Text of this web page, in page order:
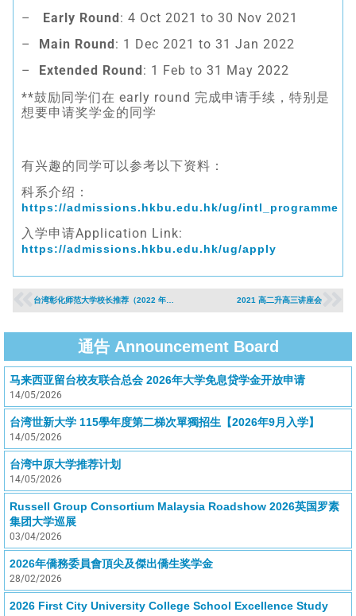
– Early Round: 4 Oct 2021 to 30 Nov 2021
– Main Round: 1 Dec 2021 to 31 Jan 2022
–
Extended Round : 1 Feb to 31 May 2022
**鼓励同学们在 early round 完成申请手续，特别是
想要申请奖学金的同学
有兴趣的同学可以参考以下资料：
科系介绍：
https://admissions.hkbu.edu.hk/ug/intl_programme
入学申请Application Link:
https://admissions.hkbu.edu.hk/ug/apply
2021 高二升高三讲座会
通告 Announcement Board
马来西亚留台校友联合总会 2026年大学免息贷学金开放申请
14/05/2026
台湾世新大学 115學年度第二梯次單獨招生【2026年9月入学】
14/05/2026
台湾中原大学推荐计划
14/05/2026
Russell Group Consortium Malaysia Roadshow 2026英国罗素
集团大学巡展
03/04/2026
2026年僑務委員會頂尖及傑出僑生奖学金
28/02/2026
2026 First City University College School Excellence Study